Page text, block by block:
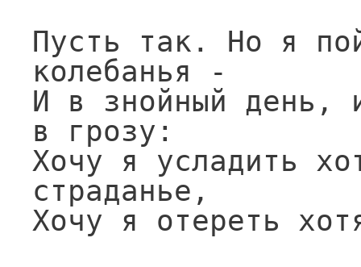
Пусть так. Но я
колебанья -
И в знойный
в грозу:
Хочу я усладить
страданье,
Хочу я отереть